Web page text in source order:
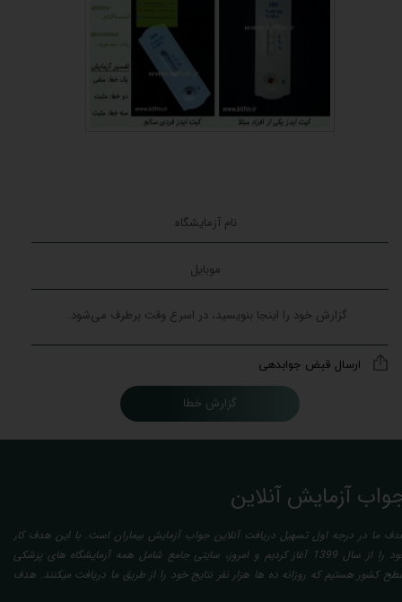
گزارش خطا
ارسال قبض جوابدهی
آزمایش آنلاین
ما در درجه اول تسهیل دریافت آنلاین جواب آزمایش بیماران است. با این هدف کار
خود را از سال 1399 آغاز کردیم و امروز، سایتی جامع شامل همه آزمایشگاه های پزشکی
کشور هستیم که روزانه ده ها هزار نفر نتایج خود را از طریق ما دریافت میکنند. هدف